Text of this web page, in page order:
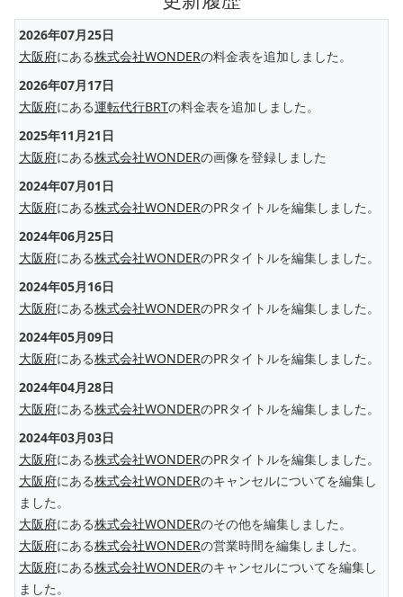
2026年07月25日
大阪府にある株式会社WONDERの料金表を追加しました。
2026年07月17日
大阪府にある運転代行BRTの料金表を追加しました。
2025年11月21日
大阪府にある株式会社WONDERの画像を登録しました
2024年07月01日
大阪府にある株式会社WONDERのPRタイトルを編集しました。
2024年06月25日
大阪府にある株式会社WONDERのPRタイトルを編集しました。
2024年05月16日
大阪府にある株式会社WONDERのPRタイトルを編集しました。
2024年05月09日
大阪府にある株式会社WONDERのPRタイトルを編集しました。
2024年04月28日
大阪府にある株式会社WONDERのPRタイトルを編集しました。
2024年03月03日
大阪府にある株式会社WONDERのPRタイトルを編集しました。
大阪府にある株式会社WONDERのキャンセルについてを編集し
ました。
大阪府にある株式会社WONDERのその他を編集しました。
大阪府にある株式会社WONDERの営業時間を編集しました。
大阪府にある株式会社WONDERのキャンセルについてを編集し
ました。